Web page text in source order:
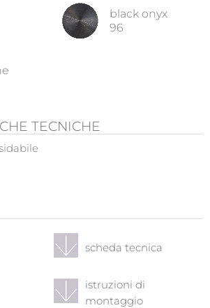
black onyx
96
TECNICHE
scheda tecnica
istruzioni di
montaggio